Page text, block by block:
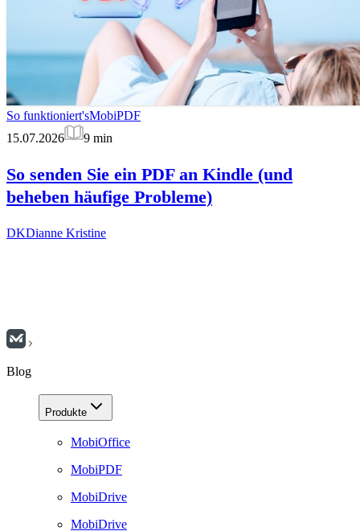
So funktioniert'sMobiPDF
15.07.2026
9 min
So senden Sie ein PDF an Kindle (und
beheben häufige Probleme)
DKDianne Kristine
Blog
Produkte
MobiOffice
MobiPDF
MobiDrive
MobiDrive